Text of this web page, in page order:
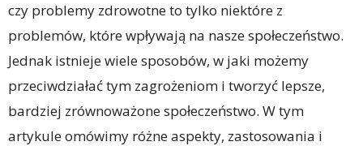
czy problemy zdrowotne to tylko niektóre z
problemów, które wpływają na nasze społeczeństwo.
Jednak istnieje wiele sposobów, w jaki możemy
przeciwdziałać tym zagrożeniom i tworzyć lepsze,
bardziej zrównoważone społeczeństwo. W tym
artykule omówimy różne aspekty, zastosowania i